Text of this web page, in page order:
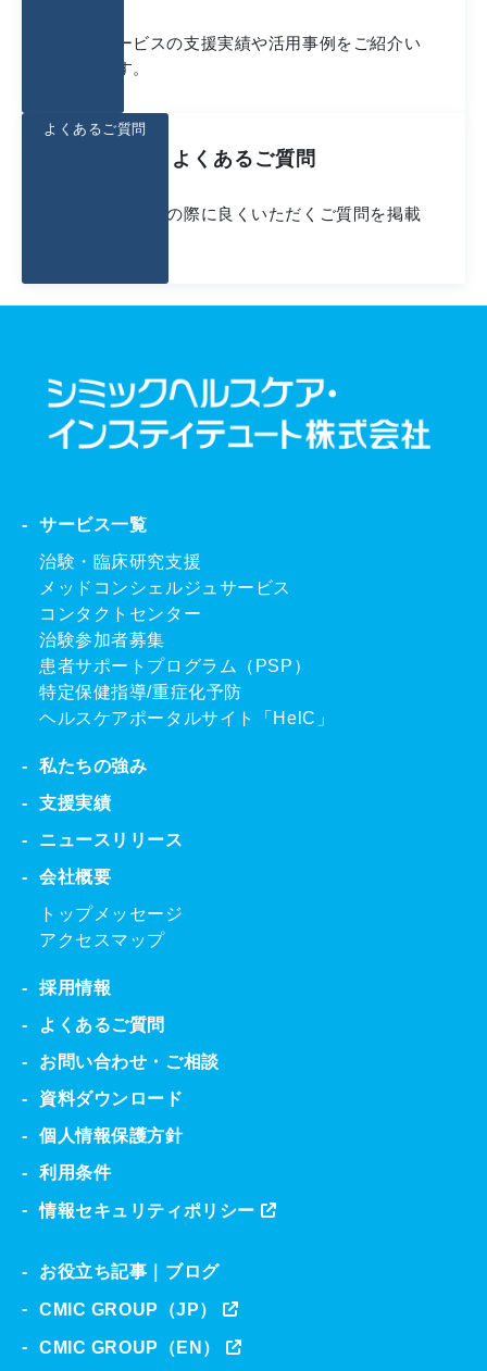
弊社サービスの支援実績や活用事例をご紹介い
たします。
よくあるご質問
お問い合わせの際に良くいただくご質問を掲載
よくあるご質問
サービス一覧
治験・臨床研究支援
メッドコンシェルジュサービス
コンタクトセンター
治験参加者募集
患者サポートプログラム（PSP）
特定保健指導/重症化予防
ヘルスケアポータルサイト「HelC」
私たちの強み
支援実績
ニュースリリース
会社概要
トップメッセージ
アクセスマップ
採用情報
よくあるご質問
お問い合わせ・ご相談
資料ダウンロード
個人情報保護方針
利用条件
情報セキュリティポリシー
お役立ち記事｜ブログ
CMIC GROUP（JP）
CMIC GROUP（EN）